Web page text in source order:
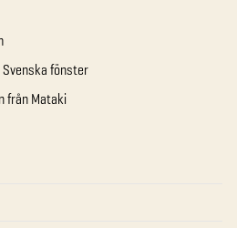
fönster
från Mataki